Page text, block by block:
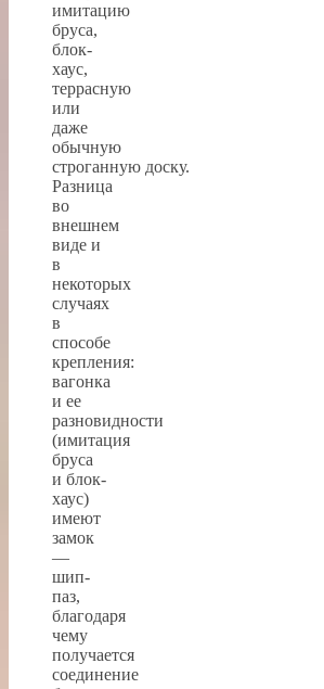
имитацию
бруса,
блок-
хаус,
террасную
или
даже
обычную
строганную доску.
Разница
во
внешнем
виде и
в
некоторых
случаях
в
способе
крепления:
вагонка
и ее
разновидности
(имитация
бруса
и блок-
хаус)
имеют
замок
—
шип-
паз,
благодаря
чему
получается
соединение